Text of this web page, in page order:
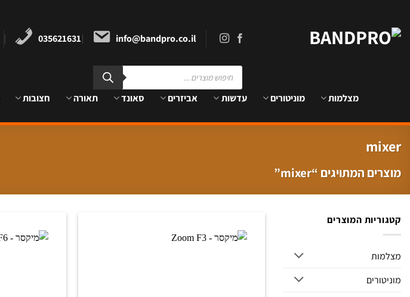
content
info@bandpro.co.il
035621631
Products
search
מצלמות מוניטורים עדשות אביזרים סאונד תאורה חצובות
mixer
מוצרים המתויגים “mixer”
קטגוריות המוצרים
מצלמות
מוניטורים